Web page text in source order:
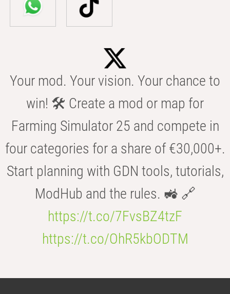
Your mod. Your vision. Your chance to
win! 🛠️ Create a mod or map for
Farming Simulator 25 and compete in
four categories for a share of €30,000+.
Start planning with GDN tools, tutorials,
ModHub and the rules. 🚜 🔗
https://t.co/7FvsBZ4tzF
https://t.co/OhR5kbODTM